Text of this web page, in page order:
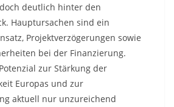
deutlich hinter den
Hauptursachen sind ein
Projektverzögerungen sowie
bei der Finanzierung.
zur Stärkung der
Europas und zur
aktuell nur unzureichend